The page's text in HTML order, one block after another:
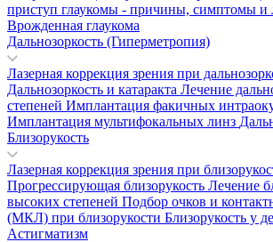
приступ глаукомы - причины, симптомы и
Врожденная глаукома
Дальнозоркость (Гиперметропия)
Лазерная коррекция зрения при
Дальнозоркость и катаракта Лечение
степеней Имплантация факичных
Имплантация мультифокальных линз
Близорукость
Лазерная коррекция зрения при
Прогрессирующая близорукость Лечение
высоких степеней Подбор очков и
(МКЛ) при близорукости Близорукость у
Астигматизм